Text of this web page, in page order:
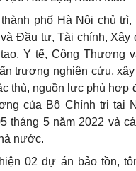
phố Hà Nội chủ
Đầu tư, Tài chính, Xây
Y tế, Công Thương
trương nghiên cứu,
thù, nguồn lực phù hợp
của Bộ Chính trị tại
tháng 5 năm 2022 và
nước.
02 dự án bảo tồn,